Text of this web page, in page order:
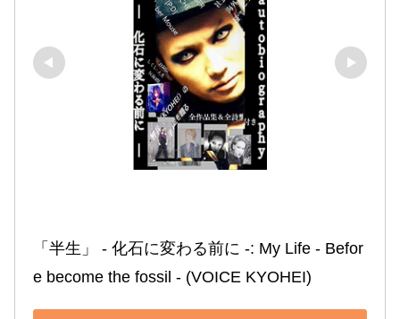
「半生」 ‐ 化石に変わる前に ‐: My Life ‐ Befor
e become the fossil ‐ (VOICE KYOHEI)